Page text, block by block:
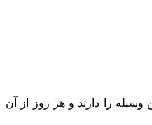
را دارند و هر روز از آن